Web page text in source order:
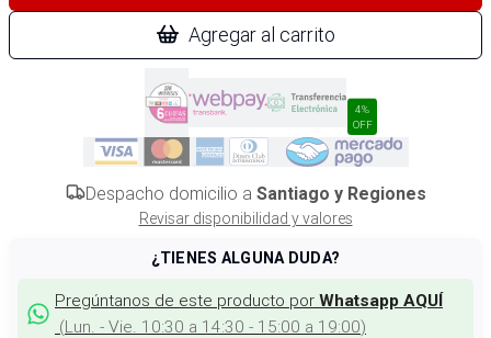
Agregar al carrito
4%
OFF
Despacho domicilio a Santiago y Regiones
Revisar disponibilidad y valores
¿TIENES ALGUNA DUDA?
Pregúntanos de este producto por Whatsapp AQUÍ
(Lun. - Vie. 10:30 a 14:30 - 15:00 a 19:00)